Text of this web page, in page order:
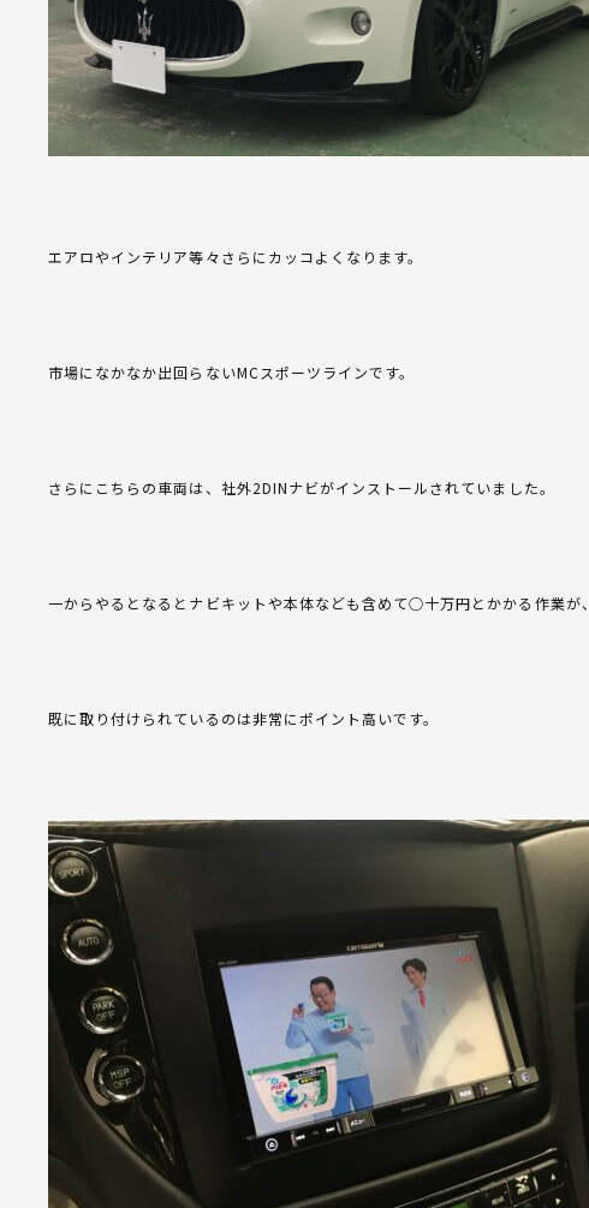
エアロやインテリア等々さらにカッコよくなります。
市場になかなか出回らないMCスポーツラインです。
さらにこちらの車両は、社外2DINナビがインストールされていました。
一からやるとなるとナビキットや本体なども含めて○十万円とかかる作業が、
既に取り付けられているのは非常にポイント高いです。